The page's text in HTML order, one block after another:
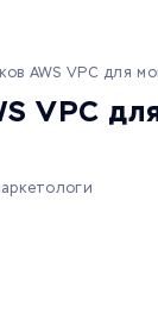
AWS VPC для
VPC